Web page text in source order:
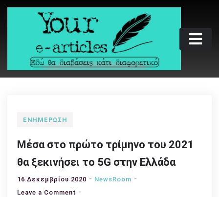
Skip
Your e-articles
Εδώ θα διαβάσεις κάτι διαφορετικό
ΕΝΗΜΈΡΩΣΗ
Μέσα στο πρώτο τρίμηνο του 2021
θα ξεκινήσει το 5G στην Ελλάδα
16 Δεκεμβρίου 2020
NewsRoom
Leave a Comment on